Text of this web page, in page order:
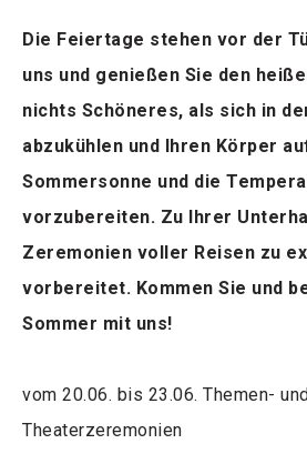
Die Feiertage stehen vor der
uns und genießen Sie den
nichts Schöneres, als sich in
abzukühlen und Ihren Körper
Sommersonne und die
vorzubereiten. Zu Ihrer
Zeremonien voller Reisen zu
vorbereitet. Kommen Sie und
Sommer mit uns!
vom 20.06. bis 23.06. Themen-
Theaterzeremonien